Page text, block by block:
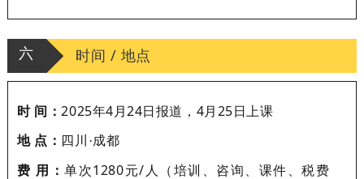
六 时间 / 地点
时 间：2025年4月24日报道，4月25日上课
地 点： 四川 ·成都
费 用：单次1280元/人（培训、咨询、课件、税费